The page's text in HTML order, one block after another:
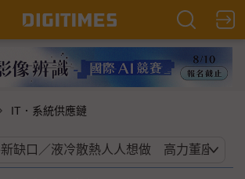
IT．系統供應鏈